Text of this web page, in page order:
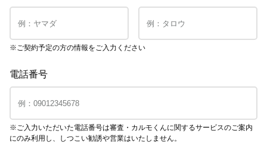
※ご契約予定の方の情報をご入力ください
電話番号
※ご入力いただいた電話番号は審査・カルモくんに関するサービスのご案内
にのみ利用し、しつこい勧誘や営業はいたしません。